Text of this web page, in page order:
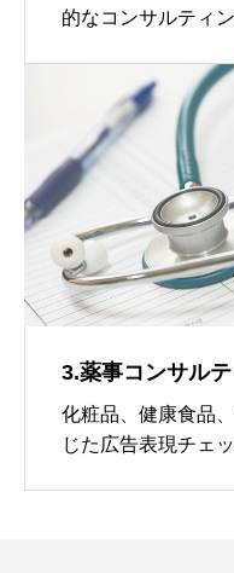
的なコンサルティ
3.薬事コンサル
化粧品、健康食品
じた広告表現チェ